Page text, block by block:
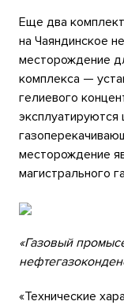
Еще два
на Чаяндинское
месторождение
комплекса —
гелиевого
месторождение
магистрального
«Газовый
«Технические